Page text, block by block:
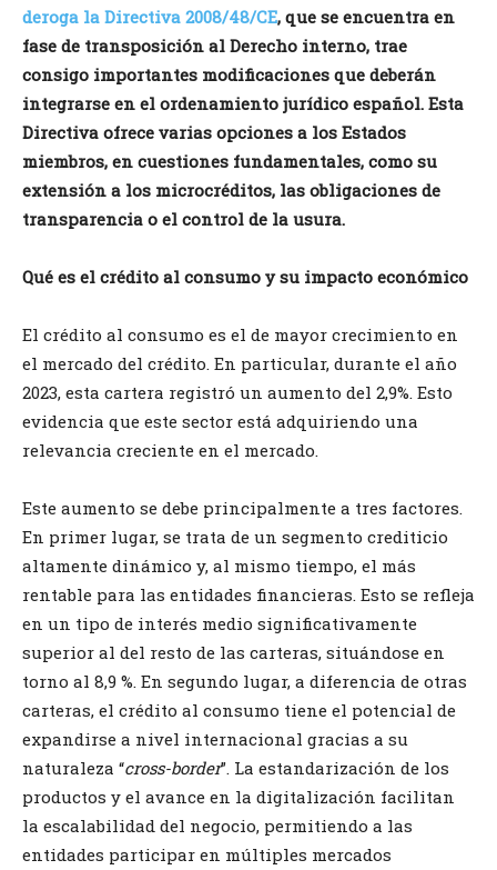
deroga la Directiva 2008/48/CE, que se encuentra en
fase de transposición al Derecho interno, trae
consigo importantes modificaciones que deberán
integrarse en el ordenamiento jurídico español. Esta
Directiva ofrece varias opciones a los Estados
miembros, en cuestiones fundamentales, como su
extensión a los microcréditos, las obligaciones de
transparencia o el control de la usura.
Qué es el crédito al consumo y su impacto económico
El crédito al consumo es el de mayor crecimiento en
el mercado del crédito. En particular, durante el año
2023, esta cartera registró un aumento del 2,9%. Esto
evidencia que este sector está adquiriendo una
relevancia creciente en el mercado.
Este aumento se debe principalmente a tres factores.
En primer lugar, se trata de un segmento crediticio
altamente dinámico y, al mismo tiempo, el más
rentable para las entidades financieras. Esto se refleja
en un tipo de interés medio significativamente
superior al del resto de las carteras, situándose en
torno al 8,9 %. En segundo lugar, a diferencia de otras
carteras, el crédito al consumo tiene el potencial de
expandirse a nivel internacional gracias a su
naturaleza “cross-border”. La estandarización de los
productos y el avance en la digitalización facilitan
la escalabilidad del negocio, permitiendo a las
entidades participar en múltiples mercados